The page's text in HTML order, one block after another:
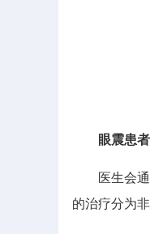
眼震患
医生会通过
的治疗分为